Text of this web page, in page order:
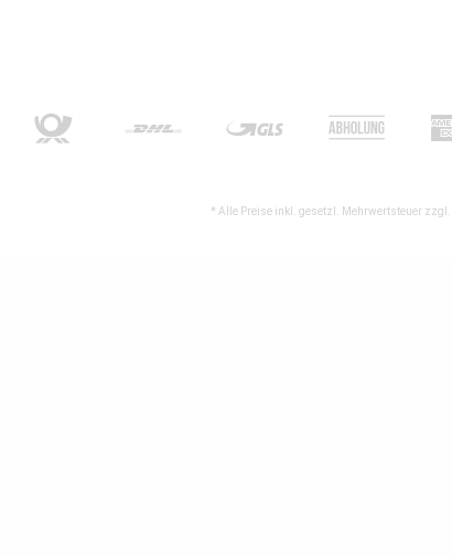
* Alle Preise inkl. gesetzl. Mehrwertsteuer zzgl.